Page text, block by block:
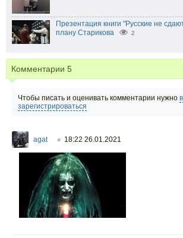
Презентация книги "Русские не
плану Старикова
2
Комментарии 5
Чтобы писать и оценивать комментарии нужно
зарегистрироваться
agat ○ 18:22 26.01.2021